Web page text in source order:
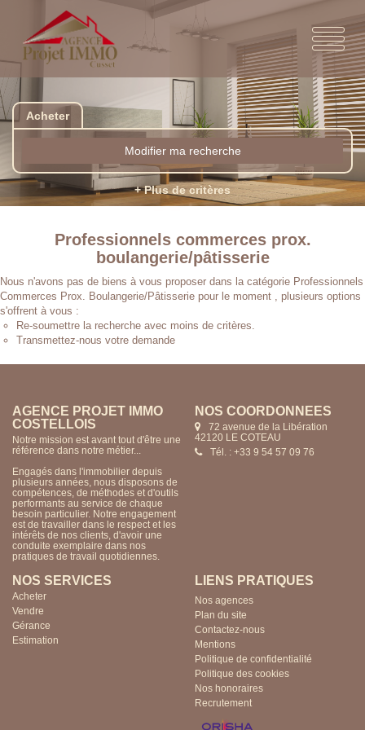
Acheter
Modifier ma recherche
+ Plus de critères
Professionnels commerces prox.
boulangerie/pâtisserie
Nous n'avons pas de biens à vous proposer dans la catégorie Professionnels
Commerces Prox. Boulangerie/Pâtisserie pour le moment , plusieurs options
s'offrent à vous :
Re-soumettre la recherche avec moins de critères.
Transmettez-nous votre demande
AGENCE PROJET IMMO
COSTELLOIS
Notre mission est avant tout d'être une
référence dans notre métier...
Engagés dans l'immobilier depuis
plusieurs années, nous disposons de
compétences, de méthodes et d'outils
performants au service de chaque
besoin particulier. Notre engagement
est de travailler dans le respect et les
intérêts de nos clients, d'avoir une
conduite exemplaire dans nos
pratiques de travail quotidiennes.
NOS COORDONNÉES
72 avenue de la Libération
42120 LE COTEAU
Tél. : +33 9 54 57 09 76
NOS SERVICES
Acheter
Vendre
Gérance
Estimation
LIENS PRATIQUES
Nos agences
Plan du site
Contactez-nous
Mentions
Politique de confidentialité
Politique des cookies
Nos honoraires
Recrutement